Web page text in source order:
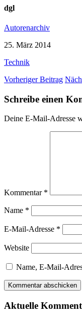
dgl
Autorenarchiv
25. März 2014
Technik
Vorheriger Beitrag
Schreibe einen
Deine E-Mail-Adresse
Kommentar *
Name *
E-Mail-Adresse *
Website
Name, E-Mail-
Aktuelle